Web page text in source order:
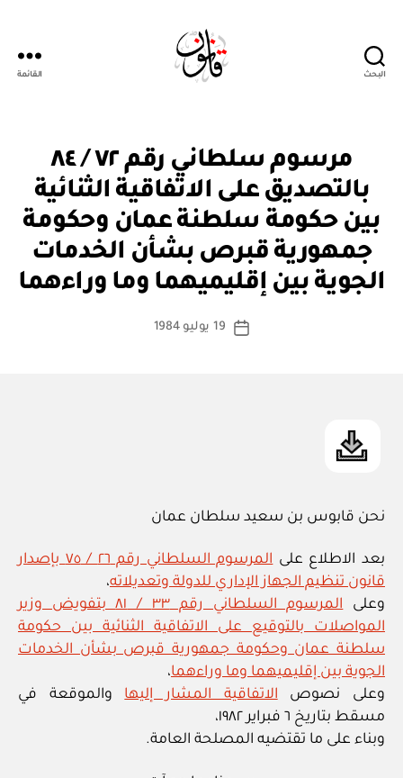
البحث القائمة
التصنيفات
ان
ي
مرسوم سلطاني رقم ٧٢ / ٨٤
بالتصديق على الاتفاقية الثنائية
بين حكومة سلطنة عمان وحكومة
جمهورية قبرص بشأن الخدمات
الجوية بين إقليميهما وما وراءهما
كاتب
بو
س
ة
تاريخ
19 يوليو 1984
نحن قابوس بن سعيد سلطان عمان
بعد الاطلاع على
المرسوم السلطاني رقم ٢٦ / ٧٥ بإصدار
قانون تنظيم الجهاز الإداري للدولة وتعديلاته،
وعلى
المرسوم السلطاني رقم ٣٣ / ٨١ بتفويض وزير
المواصلات بالتوقيع على الاتفاقية الثنائية بين حكومة
سلطنة عمان وحكومة جمهورية قبرص بشأن الخدمات
الجوية بين إقليميهما وما وراءهما،
وعلى نصوصالاتفاقية المشار إليهاوالموقعة في
مسقط بتاريخ ٦ فبراير ١٩٨٢،
وبناء على ما تقتضيه المصلحة العامة.